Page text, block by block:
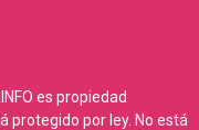
es propiedad
protegido por ley. No está